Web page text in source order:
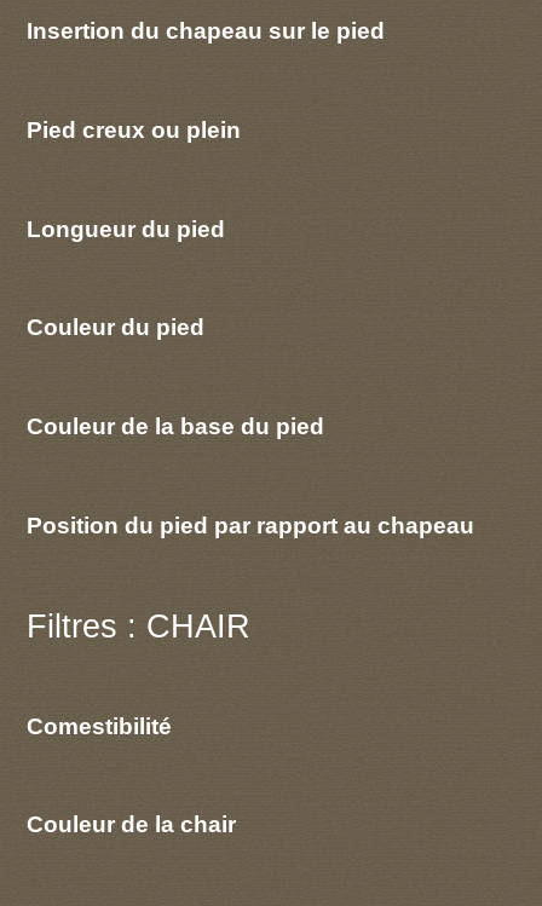
Insertion du chapeau sur le pied
Pied creux ou plein
Longueur du pied
Couleur du pied
Couleur de la base du pied
Position du pied par rapport au chapeau
Filtres : CHAIR
Comestibilité
Couleur de la chair